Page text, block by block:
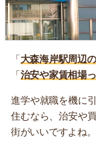
「 大森海岸駅周辺
「 治安や家賃相場
進学や就職を機に
住むなら、治安や
街がいいですよね。